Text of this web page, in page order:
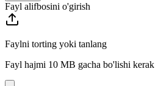
Fayl alifbosini o'girish
Faylni torting yoki tanlang
Fayl hajmi 10 MB gacha bo'lishi kerak